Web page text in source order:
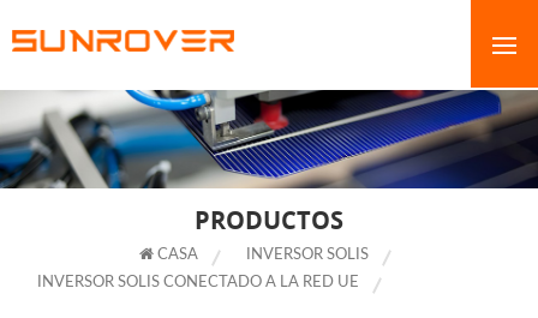
PRODUCTOS
CASA
INVERSOR SOLIS
INVERSOR SOLIS CONECTADO A LA RED UE